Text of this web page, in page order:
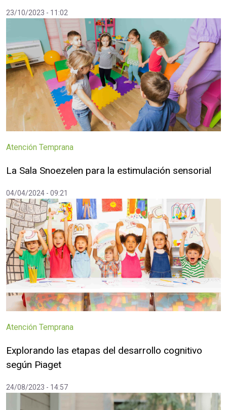
23/10/2023 - 11:02
Atención Temprana
La Sala Snoezelen para la estimulación sensorial
04/04/2024 - 09:21
Atención Temprana
Explorando las etapas del desarrollo cognitivo
según Piaget
24/08/2023 - 14:57